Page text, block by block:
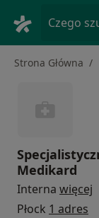
Czego
Strona Główna
Medikard
Interna więcej
Płock 1 adres